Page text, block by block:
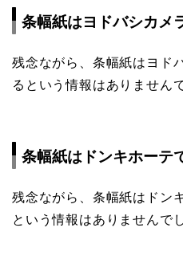
条幅紙はヨドバシカメ
残念ながら、条幅紙はヨド
るという情報はありません
条幅紙はドンキホーテ
残念ながら、条幅紙はドン
という情報はありませんで